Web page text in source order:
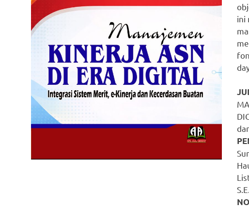
ini